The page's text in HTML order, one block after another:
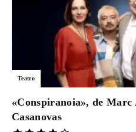
Teatro
«Conspiranoia», de
Casanovas